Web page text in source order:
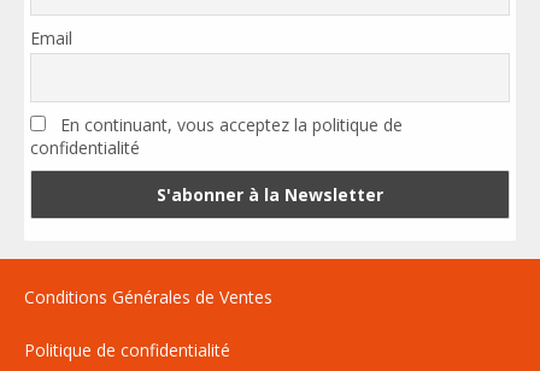
Email
En continuant, vous acceptez la politique de
confidentialité
Conditions Générales de Ventes
Politique de confidentialité